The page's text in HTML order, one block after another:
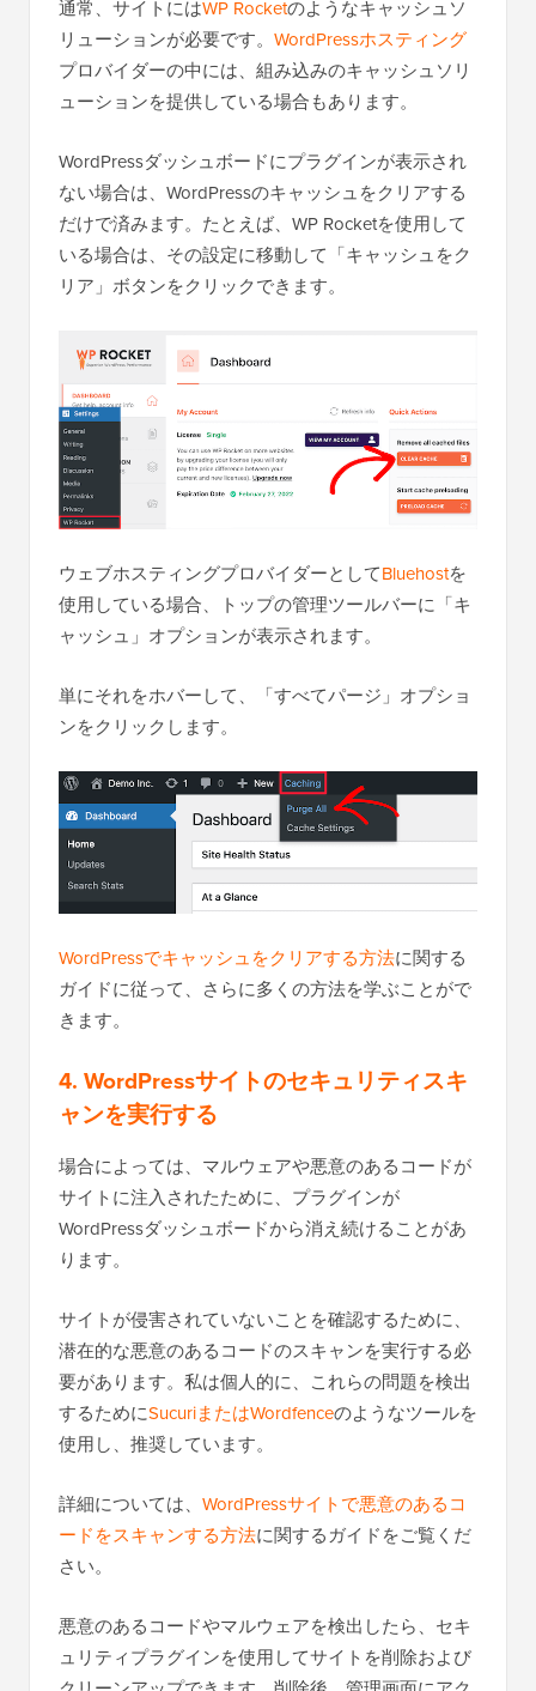
通常、サイトにはWP Rocketのようなキャッシュソ
リューションが必要です。 WordPressホスティング
プロバイダーの中には、組み込みのキャッシュソリ
ューションを提供している場合もあります。
WordPressダッシュボードにプラグインが表示され
ない場合は、WordPressのキャッシュをクリアする
だけで済みます。たとえば、WP Rocketを使用して
いる場合は、その設定に移動して「キャッシュをク
リア」ボタンをクリックできます。
ウェブホスティングプロバイダーとしてBluehostを
使用している場合、トップの管理ツールバーに「キ
ャッシュ」オプションが表示されます。
単にそれをホバーして、「すべてパージ」オプショ
ンをクリックします。
WordPressでキャッシュをクリアする方法に関する
ガイドに従って、さらに多くの方法を学ぶことがで
きます。
4. WordPressサイトのセキュリティスキ
ャンを実行する
場合によっては、マルウェアや悪意のあるコードが
サイトに注入されたために、プラグインが
WordPressダッシュボードから消え続けることがあ
ります。
サイトが侵害されていないことを確認するために、
潜在的な悪意のあるコードのスキャンを実行する必
要があります。私は個人的に、これらの問題を検出
するためにSucuriまたはWordfenceのようなツールを
使用し、推奨しています。
詳細については、 WordPressサイトで悪意のあるコ
ードをスキャンする方法に関するガイドをご覧くだ
さい。
悪意のあるコードやマルウェアを検出したら、セキ
ュリティプラグインを使用してサイトを削除および